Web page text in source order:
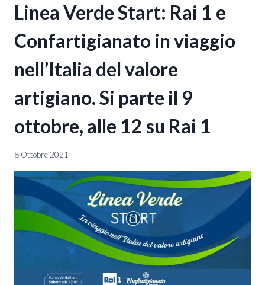
Linea Verde Start: Rai 1 e
Confartigianato in viaggio
nell’Italia del valore
artigiano. Si parte il 9
ottobre, alle 12 su Rai 1
8 Ottobre 2021